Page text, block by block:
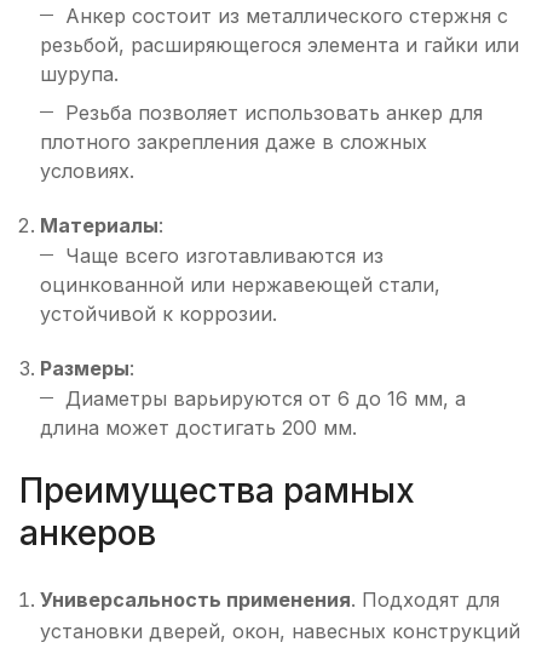
Анкер состоит из металлического стержня с
резьбой, расширяющегося элемента и гайки или
шурупа.
Резьба позволяет использовать анкер для
плотного закрепления даже в сложных
условиях.
Материалы:
Чаще всего изготавливаются из
оцинкованной или нержавеющей стали,
устойчивой к коррозии.
Размеры:
Диаметры варьируются от 6 до 16 мм, а
длина может достигать 200 мм.
Преимущества рамных
анкеров
Универсальность применения. Подходят для
установки дверей, окон, навесных конструкций